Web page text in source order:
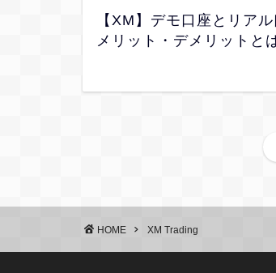
【XM】デモ口座とリアル
メリット・デメリットと
HOME XM Trading